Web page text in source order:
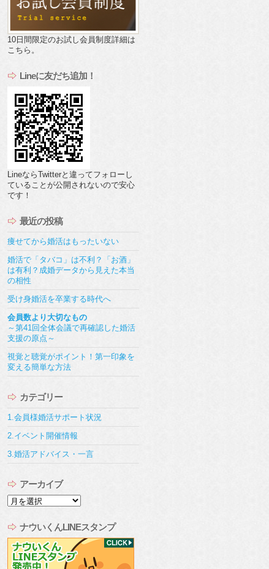
10日間限定のお試し会員制度詳細は
こちら。
Lineに友だち追加！
LineならTwitterと違ってフォローし
ていることが公開されないので安心
です！
最近の投稿
痩せてから婚活はもったいない
婚活で「タバコ」は不利？「お酒」
は有利？成婚データから見えた本当
の相性
受け身婚活を卒業する時代へ
会員数より大切なもの
～第41回全体会議で再確認した婚活
支援の原点～
視覚と聴覚がポイント！第一印象を
変える簡単な方法
カテゴリー
1.会員様婚活サポート状況
2.イベント開催情報
3.婚活アドバイス・一言
アーカイブ
ア
イ
ブ
ナウいくんLINEスタンプ